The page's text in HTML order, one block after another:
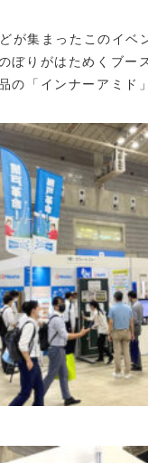
が集まったこのイベ
ぼりがはためくブー
の「インナーアミド